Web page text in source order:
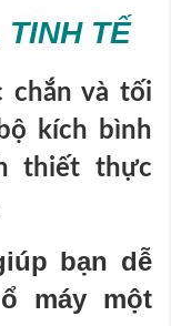
TINH TẾ
chắn và tối
kích bình
thiết thực
bạn dễ
máy một